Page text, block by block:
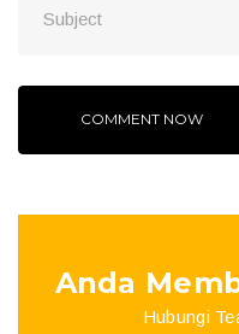
Anda
Hubungi